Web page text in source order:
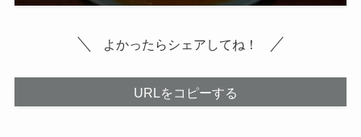
よかったらシェアしてね！
URLをコピーする